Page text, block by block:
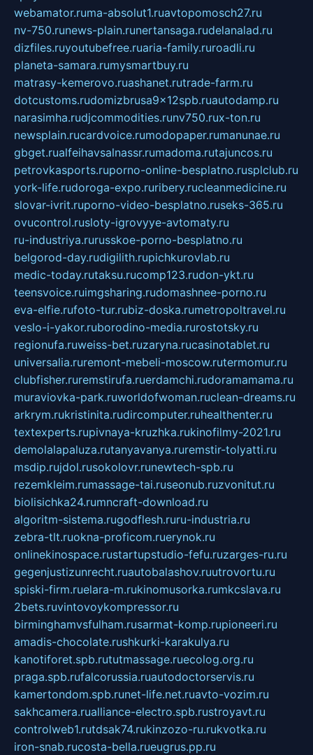
webamator.ruma-absolut1.ruavtopomosch27.ru
nv-750.runews-plain.runertansaga.rudelanalad.ru
dizfiles.ruyoutubefree.ruaria-family.ruroadli.ru
planeta-samara.rumysmartbuy.ru
matrasy-kemerovo.ruashanet.rutrade-farm.ru
dotcustoms.rudomizbrusa9x12spb.ruautodamp.ru
narasimha.rudjcommodities.runv750.rux-ton.ru
newsplain.rucardvoice.rumodopaper.rumanunae.ru
gbget.rualfeihavsalnassr.rumadoma.rutajuncos.ru
petrovkasports.ruporno-online-besplatno.rusplclub.ru
york-life.rudoroga-expo.ruribery.rucleanmedicine.ru
slovar-ivrit.ruporno-video-besplatno.ruseks-365.ru
ovucontrol.rusloty-igrovyye-avtomaty.ru
ru-industriya.rurusskoe-porno-besplatno.ru
belgorod-day.rudigilith.rupichkurovlab.ru
medic-today.rutaksu.rucomp123.rudon-ykt.ru
teensvoice.ruimgsharing.rudomashnee-porno.ru
eva-elfie.rufoto-tur.rubiz-doska.rumetropoltravel.ru
veslo-i-yakor.ruborodino-media.rurostotsky.ru
regionufa.ruweiss-bet.ruzaryna.rucasinotablet.ru
universalia.ruremont-mebeli-moscow.rutermomur.ru
clubfisher.ruremstirufa.ruerdamchi.rudoramamama.ru
muraviovka-park.ruworldofwoman.ruclean-dreams.ru
arkrym.rukristinita.rudircomputer.ruhealthenter.ru
textexperts.rupivnaya-kruzhka.rukinofilmy-2021.ru
demolalapaluza.rutanyavanya.ruremstir-tolyatti.ru
msdip.rujdol.rusokolovr.runewtech-spb.ru
rezemkleim.rumassage-tai.ruseonub.ruzvonitut.ru
biolisichka24.rumncraft-download.ru
algoritm-sistema.rugodflesh.ruru-industria.ru
zebra-tlt.ruokna-proficom.ruerynok.ru
onlinekinospace.rustartupstudio-fefu.ruzarges-ru.ru
gegenjustizunrecht.ruautobalashov.ruutrovortu.ru
spiski-firm.ruelara-m.rukinomusorka.rumkcslava.ru
2bets.ruvintovoykompressor.ru
birminghamvsfulham.rusarmat-komp.rupioneeri.ru
amadis-chocolate.rushkurki-karakulya.ru
kanotiforet.spb.rututmassage.ruecolog.org.ru
praga.spb.rufalcorussia.ruautodoctorservis.ru
kamertondom.spb.runet-life.net.ruavto-vozim.ru
sakhcamera.rualliance-electro.spb.rustroyavt.ru
controlweb1.rutdsak74.rukinzozo-ru.rukvotka.ru
iron-snab.rucosta-bella.rueugrus.pp.ru